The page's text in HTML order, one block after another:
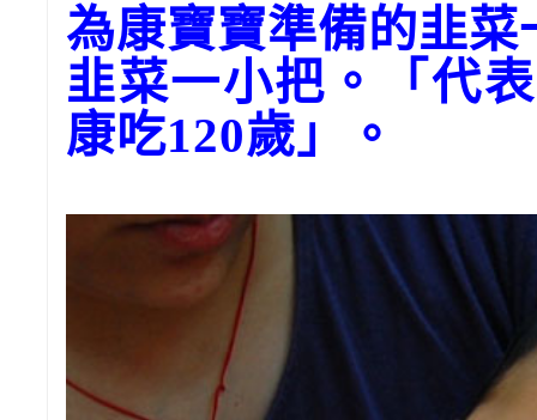
為康寶寶準備的韭菜
韭菜一小把。「代
康吃120歲」。